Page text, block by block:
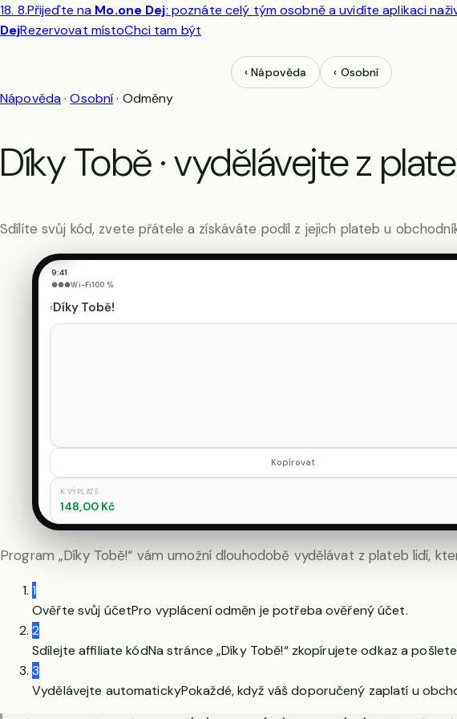
18. 8.Přijeďte na Mo.one Dej: poznáte celý tým osobně a uvidíte aplikaci
DejRezervovat místoChci tam být
‹ Nápověda ‹ Osobní
Nápověda·Osobní· Odměny
Díky Tobě · vydělávejte z
Sdílíte svůj kód, zvete přátele a získáváte podíl z jejich plateb u
9:41
●●●Wi-Fi100 %
‹Díky Tobě!
Kopírovat
K VÝPLATĚ
148,00 Kč
odkaz
Sdílíte
zkopírujete
mailem.
Další
›
Program „Díky Tobě!“ vám umožní dlouhodobě vydělávat z plateb lidí,
1
Ověřte svůj účetPro vyplácení odměn je potřeba ověřený účet.
2
Sdílejte affiliate kódNa stránce „Díky Tobě!“ zkopírujete odkaz a
3
Vydělávejte automatickyPokaždé, když váš doporučený zaplatí u